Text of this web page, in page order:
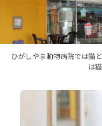
ひがしやま動物病院では猫
は